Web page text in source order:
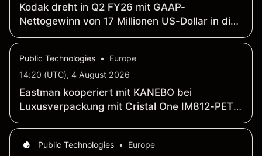
Kodak dreht in Q2 FY26 mit GAAP-
Nettogewinn von 17 Millionen US-Dollar in die
Gewinnzone; Umsatz steigt 18 Prozent auf 311
Public Technologies •
Europe
14:20 (UTC), 4 August 2026
Eastman kooperiert mit KANEBO bei
Luxusverpackung mit Cristal One IM812-PET-
Resin
Public Technologies •
Europe